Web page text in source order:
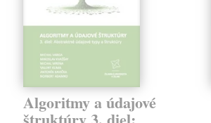
Algoritmy a údajové